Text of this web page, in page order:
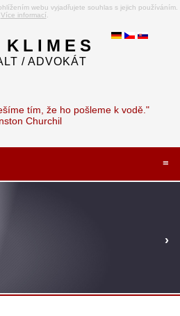
webu vyjadřujete souhlas s jejich používáním.
Více informací.
KLIMES
/ ADVOKÁT
tím, že ho pošleme k vodě."
Churchil
≡
›